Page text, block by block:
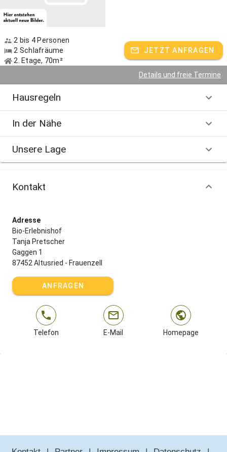
2 bis 4 Personen
2 Schlafräume
2. Etage, 70m²
JETZT ANFRAGEN
Details und freie Termine
Hausregeln
In der Nähe
Unsere Lage
Kontakt
Adresse
Bio-Erlebnishof
Tanja Pretscher
Gaggen 1
87452 Altusried - Frauenzell
ANFRAGEN
Telefon E-Mail Homepage